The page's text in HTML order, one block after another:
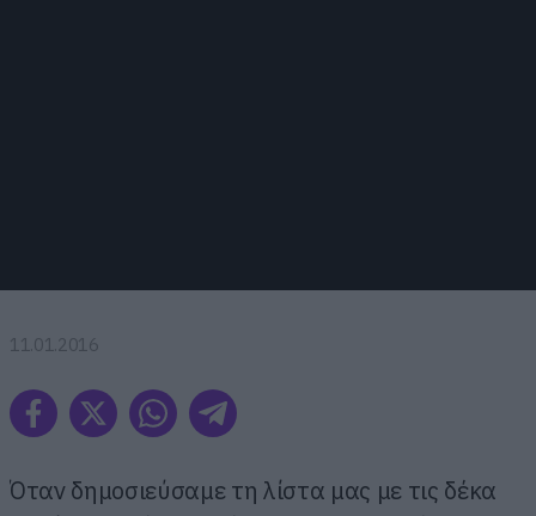
11.01.2016
Όταν δημοσιεύσαμε τη λίστα μας με τις δέκα